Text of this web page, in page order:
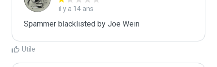
il y a 14 ans
Spammer blacklisted by Joe Wein
Utile